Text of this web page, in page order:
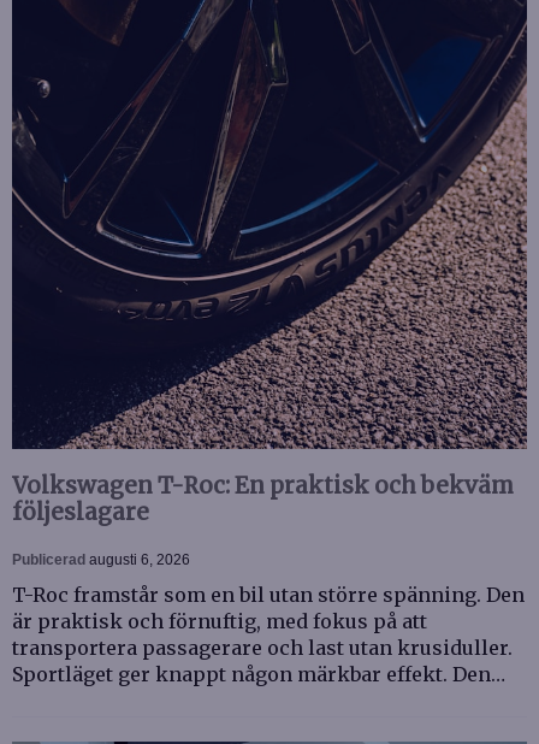
Volkswagen T-Roc: En praktisk och bekväm
följeslagare
Publicerad augusti 6, 2026
T-Roc framstår som en bil utan större spänning. Den
är praktisk och förnuftig, med fokus på att
transportera passagerare och last utan krusiduller.
Sportläget ger knappt någon märkbar effekt. Den…